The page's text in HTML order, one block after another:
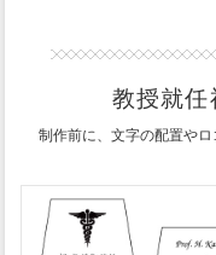
教授就任
制作前に、文字の配置や